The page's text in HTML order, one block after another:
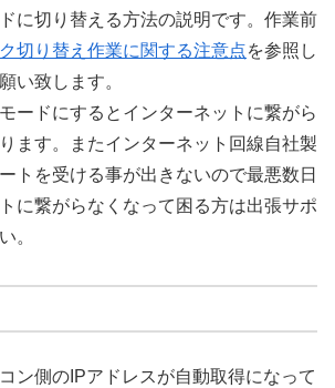
に切り替える方法の説明です。作業前
切り替え作業に関する注意点を参照し
い致します。
ードにするとインターネットに繋がら
ます。またインターネット回線自社製
トを受ける事が出きないので最悪数日
に繋がらなくなって困る方は出張サポ
。
ン側のIPアドレスが自動取得になって